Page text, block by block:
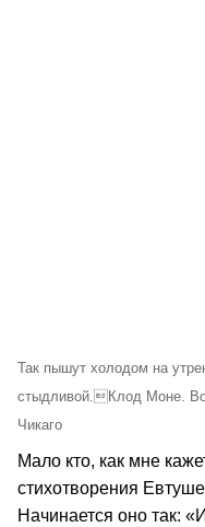
Так пышут холодом на
стыдливой.Клод Моне.
Чикаго
Мало кто, как мне
стихотворения
Начинается оно так: